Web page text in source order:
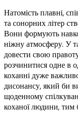
Натомість плавні,
та сонорних літер
Вони формують
ніжну атмосферу. У
довести свою
розчинитися одне в
коханні дуже
дисонансу, який би
щоденному
коханої людини, тим